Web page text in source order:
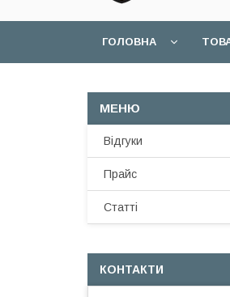
ГОЛОВНА
Відгуки
Прайс
Статті
КОНТАКТИ